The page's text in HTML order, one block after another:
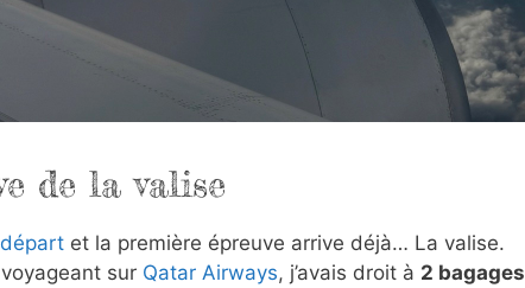
de la valise
et la première épreuve arrive déjà… La valise.
sur Qatar Airways, j’avais droit à 2 bagages